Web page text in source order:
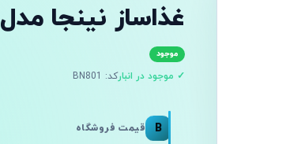
غذاساز نینجا مدل BN801
موجود
✓ موجود در انبارکد: BN801
B قیمت فروشگاه